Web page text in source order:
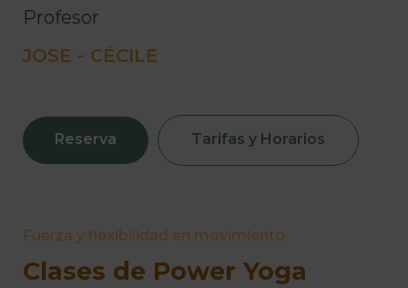
Profesor
JOSE - CÉCILE
Reserva Tarifas y Horarios
Fuerza y flexibilidad en movimiento
Clases de Power Yoga